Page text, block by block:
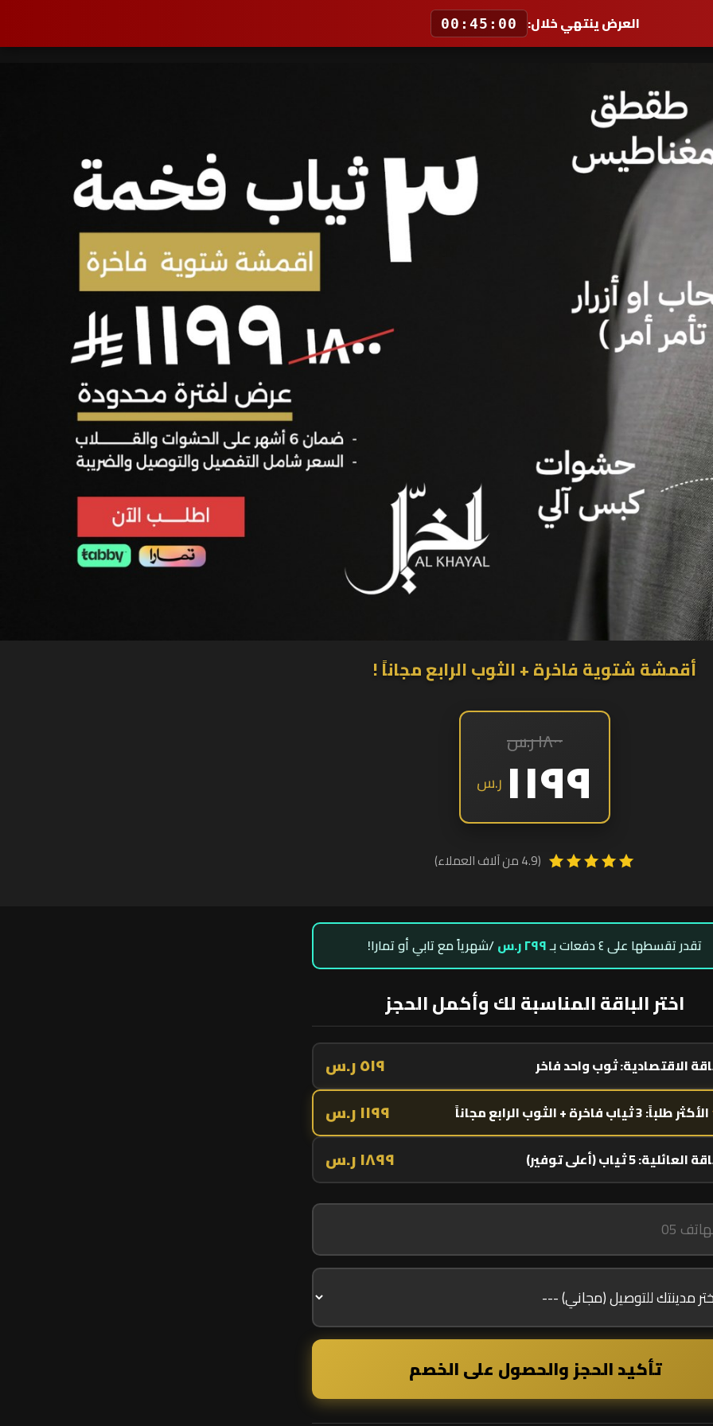
العرض ينتهي خلال: 00:45:00
أقمشة شتوية فاخرة + الثوب الرابع مجاناً !
١٨٠٠ ر.س
١١٩٩ ر.س
(4.9 من آلاف العملاء)
تقدر تقسطها على ٤ دفعات بـ ٢٩٩ ر.س /شهرياً مع تابي أو تمارا!
اختر الباقة المناسبة لك وأكمل الحجز
الاقتصادية: ثوب واحد فاخر ٥١٩ ر.س
الأكثر طلباً: 3 ثياب فاخرة + الثوب الرابع مجاناً ١١٩٩ ر.س
العائلية: 5 ثياب (أعلى توفير) ١٨٩٩ ر.س
تأكيد الحجز والحصول على الخصم